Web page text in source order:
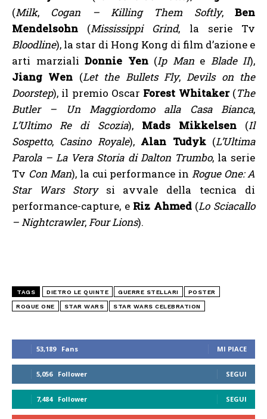
53,189 Fans MI PIACE
5,056 Follower SEGUI
7,484 Follower SEGUI
(Milk, Cogan – Killing Them Softly,Ben
Mendelsohn (Mississippi Grind, la serie Tv
Bloodline), la star di Hong Kong di film d’azione e
arti marziali Donnie Yen(Ip Mane Blade II),
Jiang Wen (Let the Bullets Fly,Devils on the
Doorstep), il premio Oscar Forest Whitaker(The
Butler – Un Maggiordomo alla Casa Bianca,
L’Ultimo Re di Scozia), Mads Mikkelsen(Il
Sospetto, Casino Royale), Alan Tudyk(L’Ultima
Parola – La Vera Storia di Dalton Trumbo, la serie
Tv Con Man), la cui performance inRogue One: A
Star Wars Story si avvale della tecnica di
performance-capture, e Riz Ahmed(Lo Sciacallo
– Nightcrawler,Four Lions).
TAGS DIETRO LE QUINTE GUERRE STELLARI POSTER
ROGUE ONE STAR WARS STAR WARS CELEBRATION